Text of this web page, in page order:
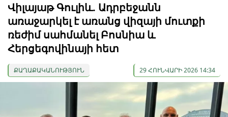
Վիլայաթ Գուլիև. Ադրբեջանն
առաջարկել է առանց վիզայի մուտքի
ռեժիմ սահմանել Բոսնիա և
Հերցեգովինայի հետ
ՔԱՂԱՔԱԿԱՆՈՒԹՅՈՒՆ 29 ՀՈՒՆՎԱՐԻ 2026 14:34